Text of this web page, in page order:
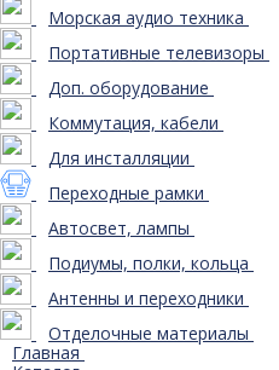
Морская аудио техника
Портативные телевизоры
Доп. оборудование
Коммутация, кабели
Для инсталляции
Переходные рамки
Автосвет, лампы
Подиумы, полки, кольца
Антенны и переходники
Отделочные материалы
Главная